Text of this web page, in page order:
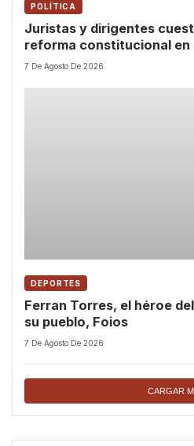
POLÍTICA
Juristas y dirigentes
reforma constitucional en
7 De Agosto De 2026
DEPORTES
Ferran Torres, el héroe
su pueblo, Foios
7 De Agosto De 2026
CARGAR